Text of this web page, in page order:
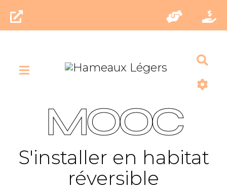
MOOC
S'installer en habitat
réversible